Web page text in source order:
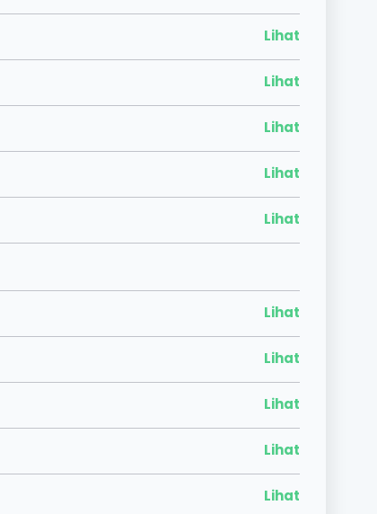
Lihat
Lihat
Lihat
Lihat
Lihat
Lihat
Lihat
Lihat
Lihat
Lihat